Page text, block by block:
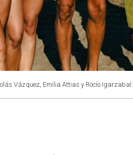
Vázquez, Emilia Attias y Rocío Igarzabal.